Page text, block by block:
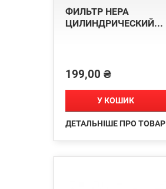
ФИЛЬТР HEPA
ЦИЛИНДРИЧЕСКИЙ...
Ціна
199,00 ₴

У КОШИК
ДЕТАЛЬНІШЕ ПРО ТОВАР